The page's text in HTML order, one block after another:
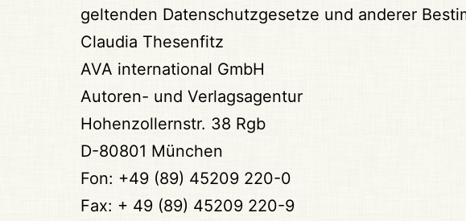
geltenden Datenschutzgesetze und anderer
Claudia Thesenfitz
AVA international GmbH
Autoren- und Verlagsagentur
Hohenzollernstr. 38 Rgb
D-80801 München
Fon: +49 (89) 45209 220-0
Fax: + 49 (89) 45209 220-9